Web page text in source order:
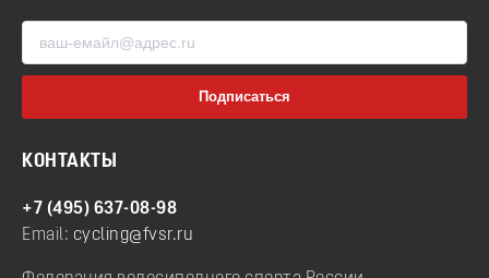
КОНТАКТЫ
+7 (495) 637-08-98
Email: cycling@fvsr.ru